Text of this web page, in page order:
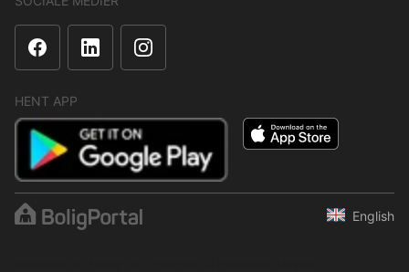
HENT APP
English